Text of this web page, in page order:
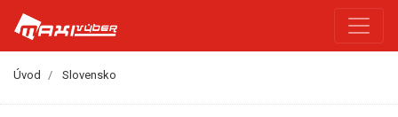
Úvod Slovensko